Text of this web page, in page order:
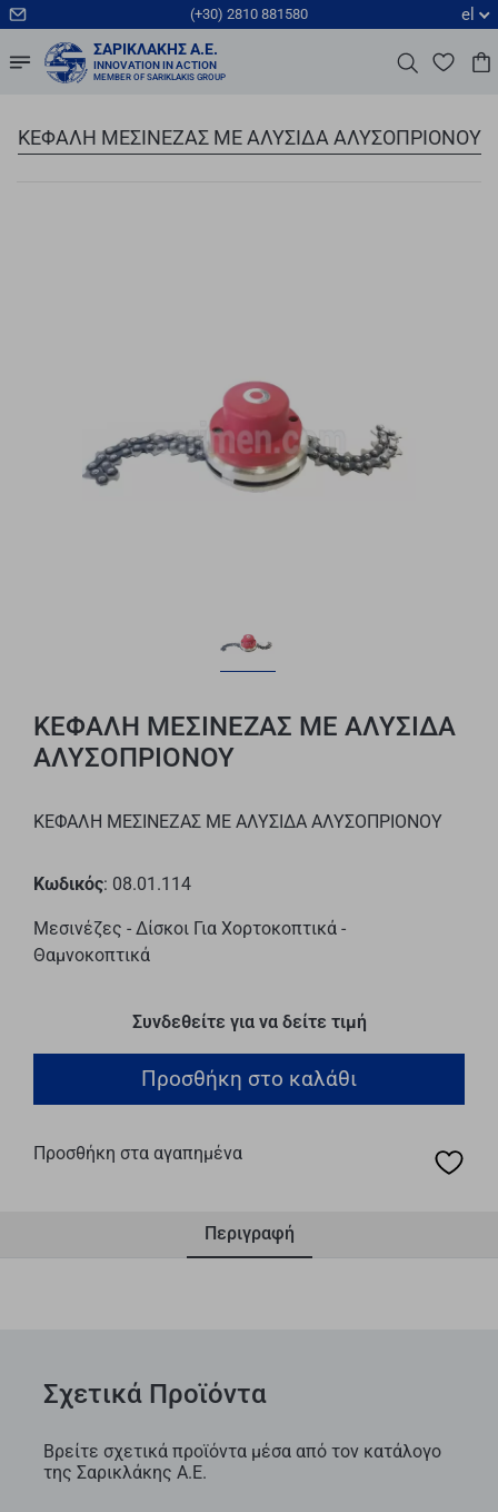
(+30) 2810 881580 el
ΣΑΡΙΚΛΆΚΗΣ Α.Ε.
INNOVATION IN ACTION
MEMBER OF SARIKLAKIS GROUP
ΚΕΦΑΛΗ ΜΕΣΙΝΕΖΑΣ ΜΕ ΑΛΥΣΙΔΑ ΑΛΥΣΟΠΡΙΟΝΟΥ
ΚΕΦΑΛΗ ΜΕΣΙΝΕΖΑΣ ΜΕ ΑΛΥΣΙΔΑ
ΑΛΥΣΟΠΡΙΟΝΟΥ
ΚΕΦΑΛΗ ΜΕΣΙΝΕΖΑΣ ΜΕ ΑΛΥΣΙΔΑ ΑΛΥΣΟΠΡΙΟΝΟΥ
Κωδικός: 08.01.114
Μεσινέζες - Δίσκοι Για Χορτοκοπτικά -
Θαμνοκοπτικά
Συνδεθείτε για να δείτε τιμή
Προσθήκη στο καλάθι
Προσθήκη στα αγαπημένα
Περιγραφή
Σχετικά Προϊόντα
Βρείτε σχετικά προϊόντα μέσα από τον κατάλογο
της Σαρικλάκης Α.Ε.